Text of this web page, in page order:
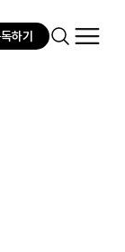
하기